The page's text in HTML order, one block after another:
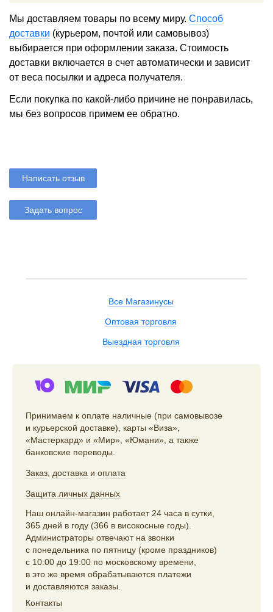
Мы доставляем товары по всему миру. Способ
доставки (курьером, почтой или самовывоз)
выбирается при оформлении заказа. Стоимость
доставки включается в счет автоматически и зависит
от веса посылки и адреса получателя.
Если покупка по какой-либо причине не понравилась,
мы без вопросов примем ее обратно.
Написать отзыв
Задать вопрос
Все Магазинусы
Оптовая торговля
Выездная торговля
Принимаем к оплате наличные (при самовывозе
и курьерской доставке), карты «Виза»,
«Мастеркард» и «Мир», «Юмани», а также
банковские переводы.
Заказ доставка и оплата
Защита личных данных
Наш онлайн-магазин работает 24 часа в сутки,
365 дней в году (366 в високосные годы).
Администраторы отвечают на звонки
с понедельника по пятницу (кроме праздников)
с 10:00 до 19:00 по московскому времени,
в это же время обрабатываются платежи
и доставляются заказы.
Контакты